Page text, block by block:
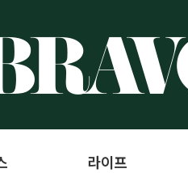
라이프